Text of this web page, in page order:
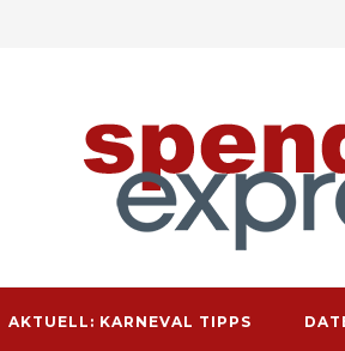
AKTUELL: KARNEVAL TIPPS